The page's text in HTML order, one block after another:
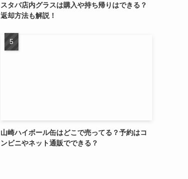
スタバ店内グラスは購入や持ち帰りはできる？
返却方法も解説！
山崎ハイボール缶はどこで売ってる？予約はコ
ンビニやネット通販でできる？